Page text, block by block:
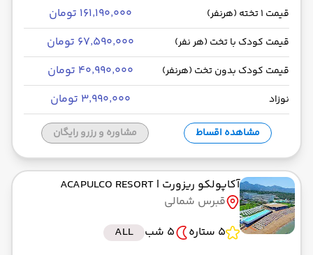
قیمت 1 تخته (هرنفر) ۱۶۱٬۱۹۰٬۰۰۰ تومان
قیمت کودک با تخت (هر نفر) ۶۷٬۵۹۰٬۰۰۰ تومان
قیمت کودک بدون تخت (هرنفر) ۴۰٬۹۹۰٬۰۰۰ تومان
نوزاد ۳٬۹۹۰٬۰۰۰ تومان
مشاهده اقساط مشاوره و رزرو رایگان
آکاپولکو ریزورت | ACAPULCO RESORT
قبرس شمالی
5 ستاره
5 شب ALL